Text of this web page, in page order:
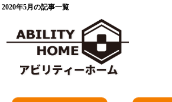
2020年5月の記事一覧